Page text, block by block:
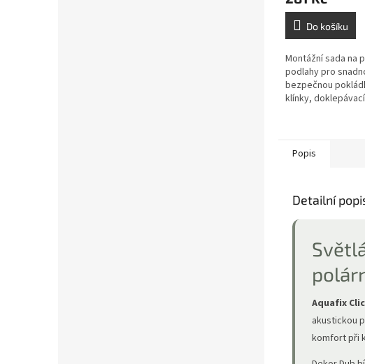
Do košíku
Montážní sada na
podlahy pro
bezpečnou
klínky,
Popis
Detailní
Aquafix
akustickou
komfort při